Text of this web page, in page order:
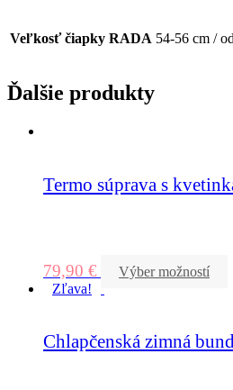
Veľkosť čiapky RADA 54-56 cm /
Ďalšie produkty
Termo súprava s
79,90 €
Výber možností
Zľava!
Chlapčenská zimná